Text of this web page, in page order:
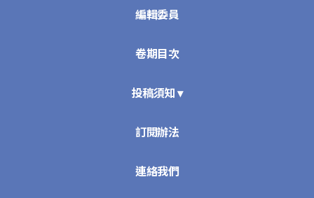
編輯委員
卷期目次
投稿須知 ▾
訂閱辦法
連絡我們